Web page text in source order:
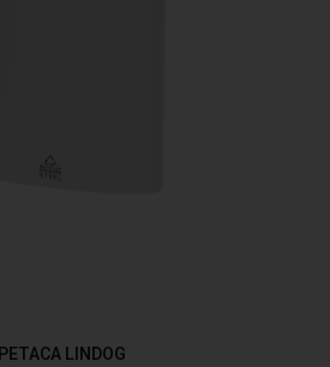
PETACA LINDOG